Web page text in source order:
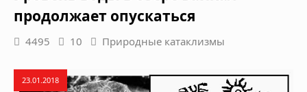
продолжает опускаться
4495 10 Природные катаклизмы
23.01.2018